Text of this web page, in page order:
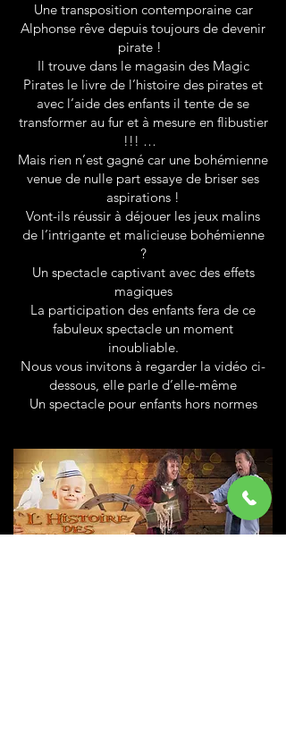
Une transposition contemporaine car
Alphonse rêve depuis toujours de devenir
pirate !
Il trouve dans le magasin des Magic
Pirates le livre de l’histoire des pirates et
avec l’aide des enfants il tente de se
transformer au fur et à mesure en flibustier
!!! …
Mais rien n’est gagné car une bohémienne
venue de nulle part essaye de briser ses
aspirations !
Vont-ils réussir à déjouer les jeux malins
de l’intrigante et malicieuse bohémienne
?
Un spectacle captivant avec des effets
magiques
La participation des enfants fera de ce
fabuleux spectacle un moment
inoubliable.
Nous vous invitons à regarder la vidéo ci-
dessous, elle parle d’elle-même
Un spectacle pour enfants hors normes